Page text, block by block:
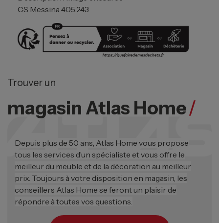
CS Messina 405.243
Trouver un
magasin Atlas Home/
Depuis plus de 50 ans, Atlas Home vous propose
tous les services d’un spécialiste et vous offre le
meilleur du meuble et de la décoration au meilleur
prix. Toujours à votre disposition en magasin, les
conseillers Atlas Home se feront un plaisir de
répondre à toutes vos questions.